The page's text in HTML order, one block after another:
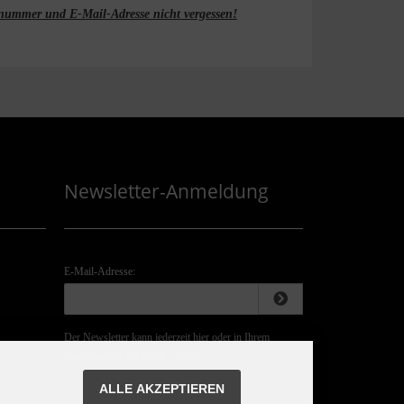
und E-Mail-Adresse nicht vergessen!
Newsletter-Anmeldung
E-Mail-Adresse:
Der Newsletter kann jederzeit hier oder in Ihrem
ALLE AKZEPTIEREN